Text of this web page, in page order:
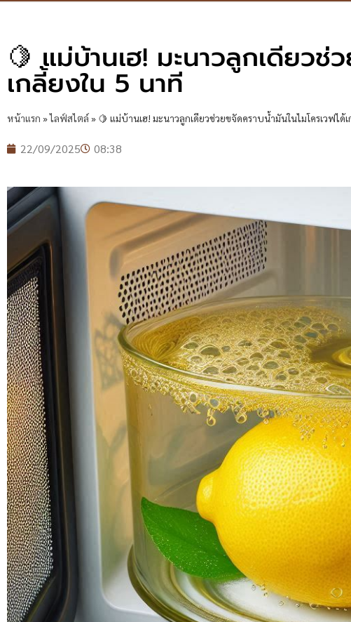
🍋 แม่บ้านเฮ! มะนาวลูกเดียวช่
เกลี้ยงใน 5 นาที
หน้าแรก »ไลฟ์สไตล์» 🍋 แม่บ้านเฮ! มะนาวลูกเดียวช่วยขจัดคราบน้ำมันในไมโครเวฟได้
22/09/2025 08:38